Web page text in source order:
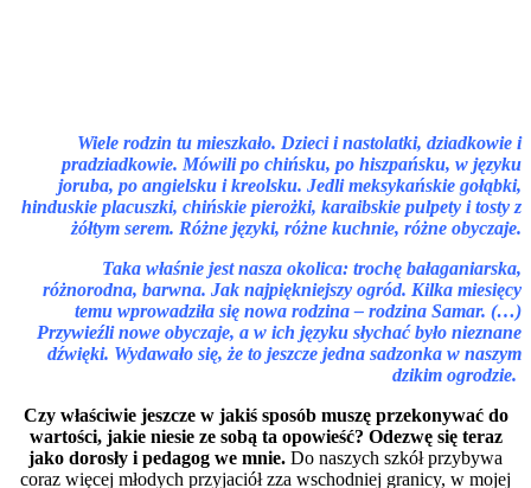
Wiele rodzin tu mieszkało. Dzieci i nastolatki, dziadkowie i
pradziadkowie. Mówili po chińsku, po hiszpańsku, w języku
joruba, po angielsku i kreolsku. Jedli meksykańskie gołąbki,
hinduskie placuszki, chińskie pierożki, karaibskie pulpety i tosty z
żółtym serem. Różne języki, różne kuchnie, różne obyczaje.
Taka właśnie jest nasza okolica: trochę bałaganiarska,
różnorodna, barwna. Jak najpiękniejszy ogród. Kilka miesięcy
temu wprowadziła się nowa rodzina – rodzina Samar. (…)
Przywieźli nowe obyczaje, a w ich języku słychać było nieznane
dźwięki. Wydawało się, że to jeszcze jedna sadzonka w naszym
dzikim ogrodzie.
Czy właściwie jeszcze w jakiś sposób muszę przekonywać do
wartości, jakie niesie ze sobą ta opowieść? Odezwę się teraz
jako dorosły i pedagog we mnie. Do naszych szkół przybywa
coraz więcej młodych przyjaciół zza wschodniej granicy, w mojej